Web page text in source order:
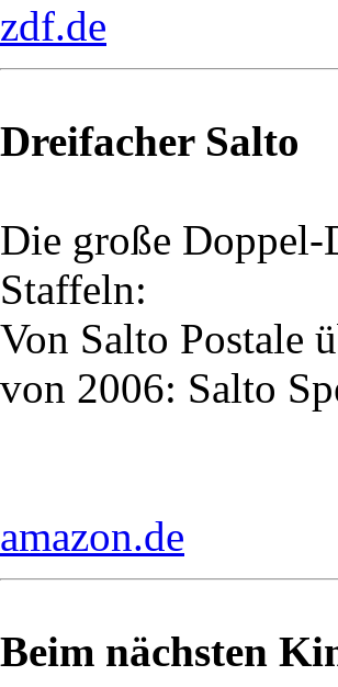
zdf.de
Dreifacher Salto
Die große Doppel-
Staffeln:
Von Salto Postale
von 2006: Salto
amazon.de
Beim nächsten